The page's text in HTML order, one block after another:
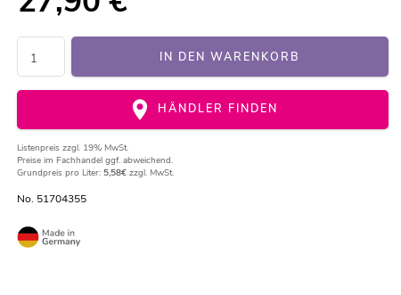
IN DEN WARENKORB
HÄNDLER FINDEN
Listenpreis zzgl. 19% MwSt.
Preise im Fachhandel ggf. abweichend.
Grundpreis pro Liter: 5,58€zzgl. MwSt.
No. 51704355